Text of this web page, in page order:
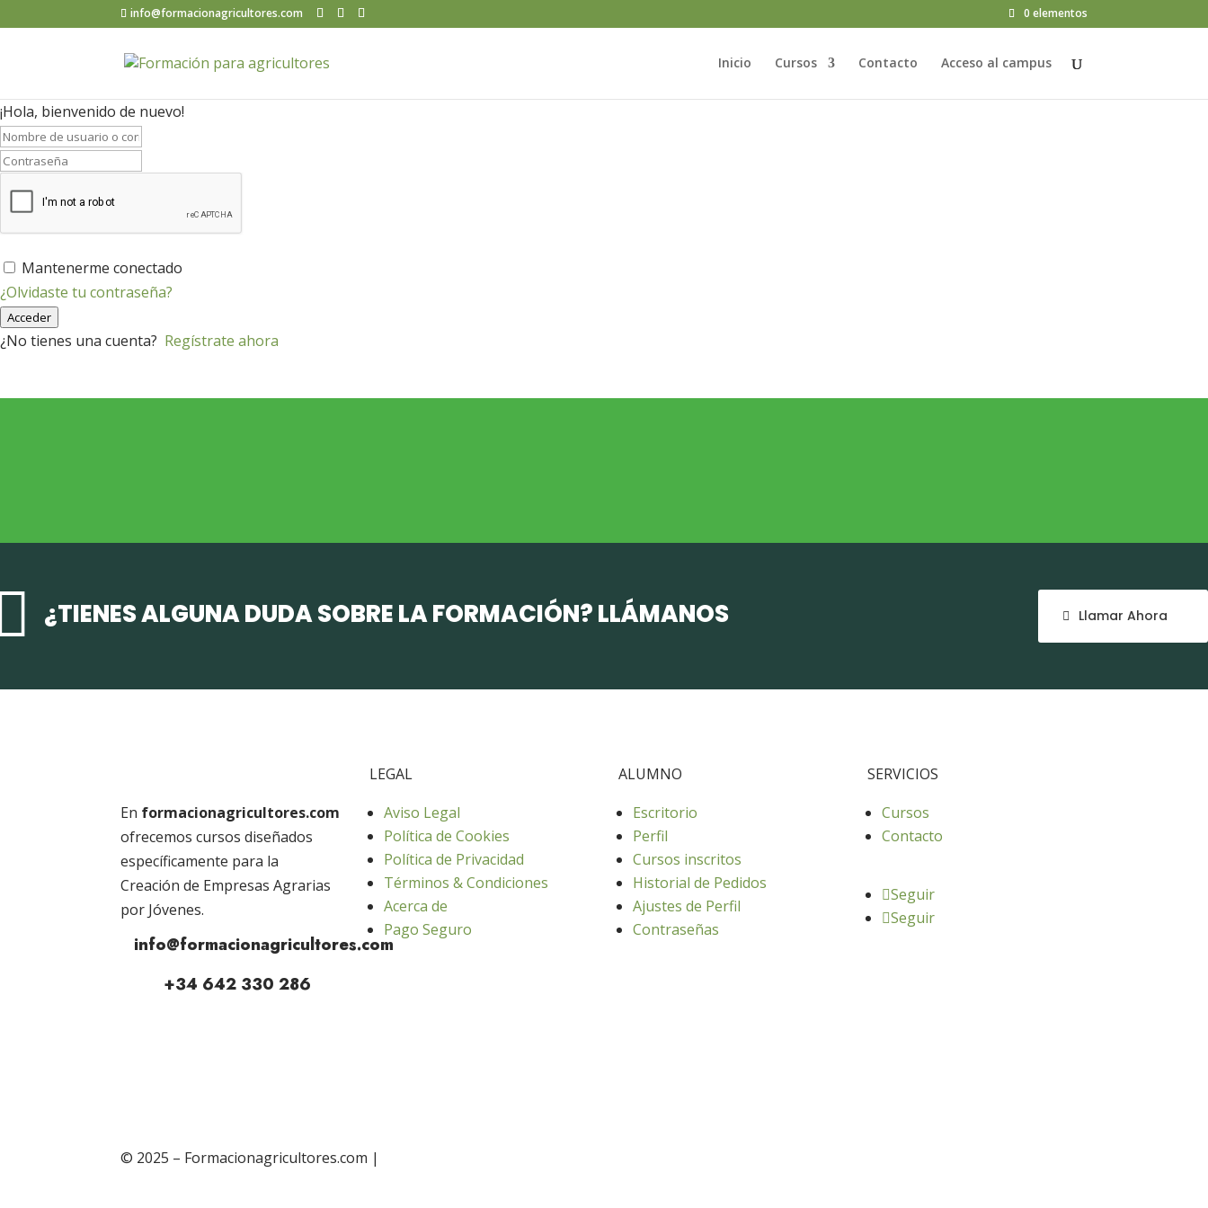
info@formacionagricultores.com 0 elementos
Inicio Cursos Contacto Acceso al campus
¡Hola, bienvenido de nuevo!
Mantenerme conectado
¿Olvidaste tu contraseña?
Acceder
¿No tienes una cuenta? Regístrate ahora
¿TIENES ALGUNA DUDA SOBRE LA FORMACIÓN? LLÁMANOS Llamar Ahora
En formacionagricultores.com
ofrecemos cursos diseñados
específicamente para la
Creación de Empresas Agrarias
por Jóvenes.
info@formacionagricultores.com
+34 642 330 286
LEGAL
Aviso Legal
Política de Cookies
Política de Privacidad
Términos & Condiciones
Acerca de
Pago Seguro
ALUMNO
Escritorio
Perfil
Cursos inscritos
Historial de Pedidos
Ajustes de Perfil
Contraseñas
SERVICIOS
Cursos
Contacto
Seguir
Seguir
© 2025 – Formacionagricultores.com |